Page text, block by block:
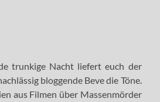
trunkige Nacht liefert euch der
bloggende Beve die Töne.
aus Filmen über Massenmörder